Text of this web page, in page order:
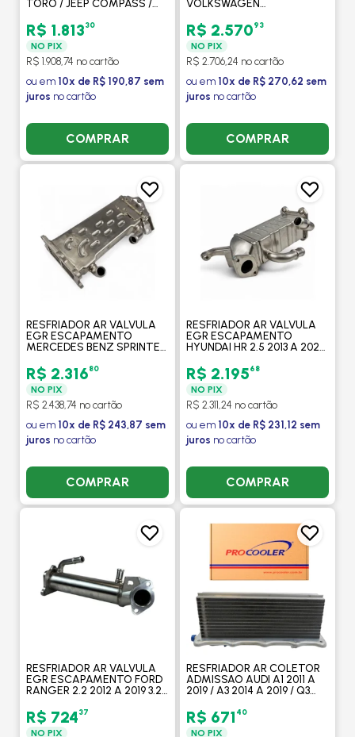
TORO / JEEP COMPASS /
PROCOOLER
R$ 1.81330
NO PIX
R$ 1.908,74 no cartão
ou em 10x de R$ 190,87 sem
juros no cartão
COMPRAR
VOLKSWAGEN
17280 / 24280 / 26280 /
31280 / 17260 REFIL -
PROCOOLER
R$ 2.57093
NO PIX
R$ 2.706,24 no cartão
ou em 10x de R$ 270,62 sem
juros no cartão
COMPRAR
RESFRIADOR AR VALVULA
EGR ESCAPAMENTO
MERCEDES BENZ SPRINTER
PROCOOLER
R$ 2.31680
NO PIX
R$ 2.438,74 no cartão
ou em 10x de R$ 243,87 sem
juros no cartão
COMPRAR
RESFRIADOR AR VALVULA
EGR ESCAPAMENTO
HYUNDAI HR 2.5 2013 A 2022
2022 - PROCOOLER
R$ 2.19568
NO PIX
R$ 2.311,24 no cartão
ou em 10x de R$ 231,12 sem
juros no cartão
COMPRAR
RESFRIADOR AR VALVULA
EGR ESCAPAMENTO FORD
RANGER 2.2 2012 A 2019 3.2
R$ 72437
NO PIX
RESFRIADOR AR COLETOR
ADMISSAO AUDI A1 2011 A
2019 / A3 2014 A 2019 / Q3
PROCOOLER
R$ 671 40
NO PIX